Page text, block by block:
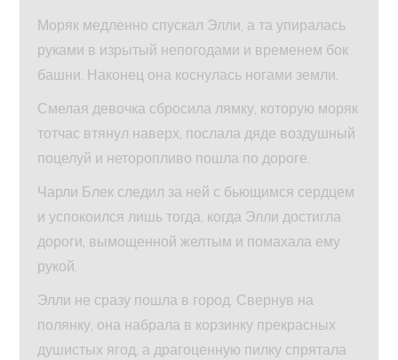
Моряк медленно спускал Элли, а та упиралась
руками в изрытый непогодами и временем бок
башни. Наконец она коснулась ногами земли.
Смелая девочка сбросила лямку, которую моряк
тотчас втянул наверх, послала дяде воздушный
поцелуй и неторопливо пошла по дороге.
Чарли Блек следил за ней с бьющимся сердцем
и успокоился лишь тогда, когда Элли достигла
дороги, вымощенной желтым и помахала ему
рукой.
Элли не сразу пошла в город. Свернув на
полянку, она набрала в корзинку прекрасных
душистых ягод, а драгоценную пилку спрятала